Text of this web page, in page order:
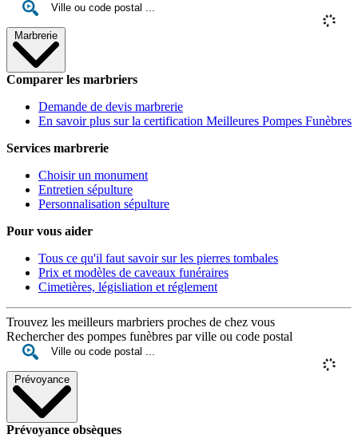
Marbrerie
Comparer les marbriers
Demande de devis marbrerie
En savoir plus sur la certification Meilleures Pompes Funèbres
Services marbrerie
Choisir un monument
Entretien sépulture
Personnalisation sépulture
Pour vous aider
Tous ce qu'il faut savoir sur les pierres tombales
Prix et modèles de caveaux funéraires
Cimetières, législiation et réglement
Trouvez les meilleurs marbriers proches de chez vous
Rechercher des pompes funèbres par ville ou code postal
Prévoyance
Prévoyance obsèques